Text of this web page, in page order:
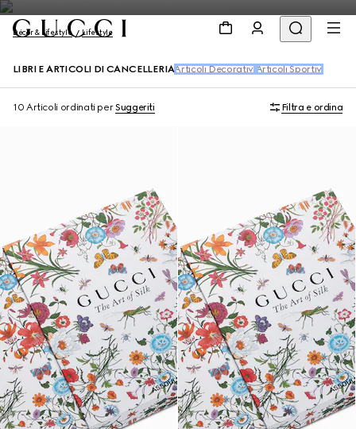
Décor & Lifestyle Lifestyle
LIBRI E ARTICOLI DI CANCELLERIAArticoli Decorativi Articoli Sportivi
10 Articoli ordinati perSuggeriti Filtra e ordina